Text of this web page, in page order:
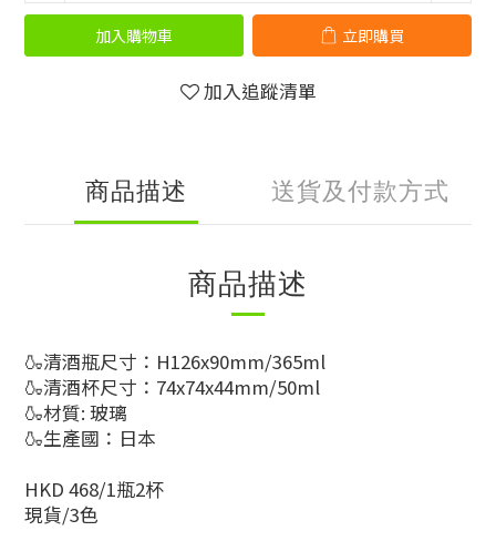
加入購物車 立即購買
加入追蹤清單
商品描述 送貨及付款方式
商品描述
🍶清酒瓶尺寸：H126x90mm/365ml
🍶清酒杯尺寸：74x74x44mm/50ml
🍶材質: 玻璃
🍶生產國：日本
HKD 468/1瓶2杯
現貨/3色